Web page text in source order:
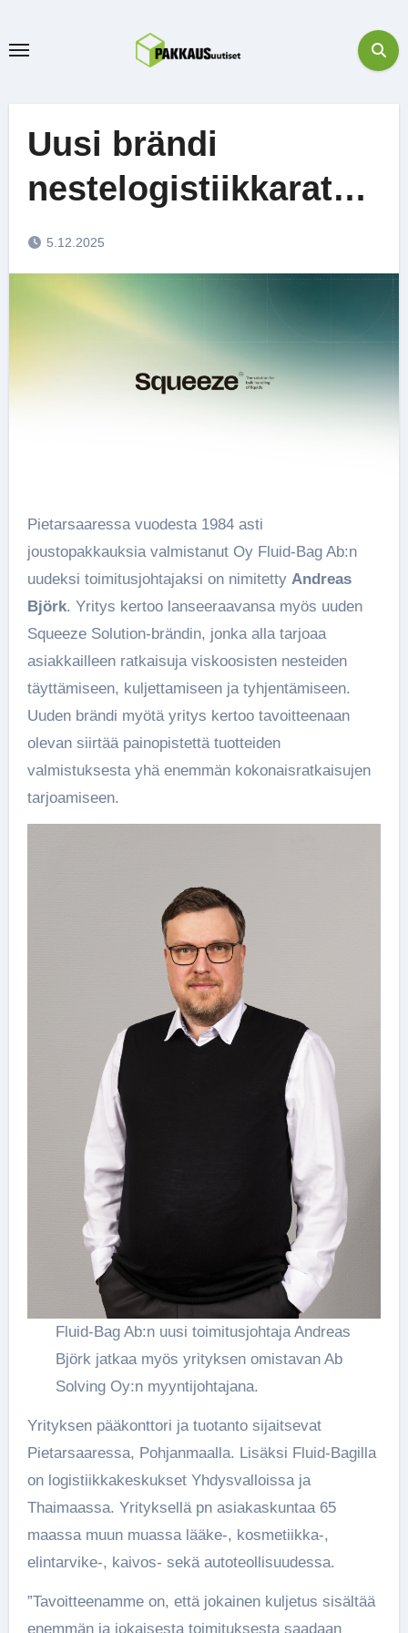
Uusi brändi
nestelogistiikkaratkaisuille
5.12.2025
Pietarsaaressa vuodesta 1984 asti
joustopakkauksia valmistanut Oy Fluid-Bag Ab:n
uudeksi toimitusjohtajaksi on nimitetty Andreas
Björk. Yritys kertoo lanseeraavansa myös uuden
Squeeze Solution-brändin, jonka alla tarjoaa
asiakkailleen ratkaisuja viskoosisten nesteiden
täyttämiseen, kuljettamiseen ja tyhjentämiseen.
Uuden brändi myötä yritys kertoo tavoitteenaan
olevan siirtää painopistettä tuotteiden
valmistuksesta yhä enemmän kokonaisratkaisujen
tarjoamiseen.
Fluid-Bag Ab:n uusi toimitusjohtaja Andreas
Björk jatkaa myös yrityksen omistavan Ab
Solving Oy:n myyntijohtajana.
Yrityksen pääkonttori ja tuotanto sijaitsevat
Pietarsaaressa, Pohjanmaalla. Lisäksi Fluid-Bagilla
on logistiikkakeskukset Yhdysvalloissa ja
Thaimaassa. Yrityksellä pn asiakaskuntaa 65
maassa muun muassa lääke-, kosmetiikka-,
elintarvike-, kaivos- sekä autoteollisuudessa.
”Tavoitteenamme on, että jokainen kuljetus sisältää
enemmän ja jokaisesta toimituksesta saadaan